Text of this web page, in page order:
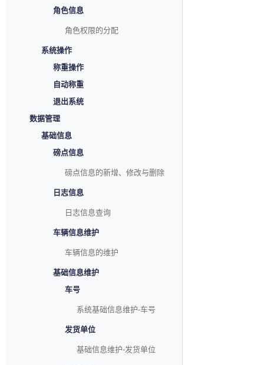
角色信息
角色权限的分配
系统操作
称重操作
自动称重
退出系统
数据管理
基础信息
磅点信息
磅点信息的新增、修改与删除
日志信息
日志信息查询
车辆信息维护
车辆信息的维护
基础信息维护
车号
系统基础信息维护-车号
发货单位
基础信息维护-发货单位